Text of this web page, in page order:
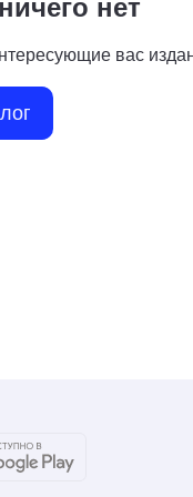
нет
вас